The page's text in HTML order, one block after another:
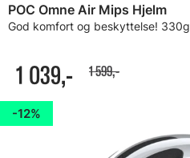
POC Omne Air Mips Hjelm
God komfort og beskyttelse! 330g
1 039,- 1 599,-
12%